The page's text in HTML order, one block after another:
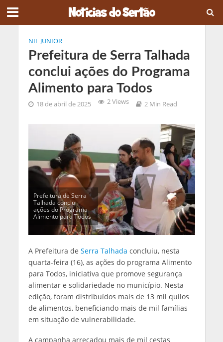
NIL JUNIOR
Prefeitura de Serra Talhada
conclui ações do Programa
Alimento para Todos
18 de abril de 2025 2 Views 2 Min Read
Prefeitura de Serra
Talhada conclui
ações do Programa
Alimento para Todos
A Prefeitura de Serra Talhada concluiu, nesta
quarta-feira (16), as ações do programa Alimento
para Todos, iniciativa que promove segurança
alimentar e solidariedade no município. Nesta
edição, foram distribuídos mais de 13 mil quilos
de alimentos, beneficiando mais de mil famílias
em situação de vulnerabilidade.
A campanha arrecadou mais de mil cestas